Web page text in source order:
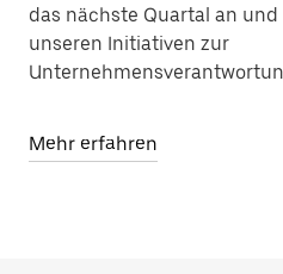
das nächste Quartal an
unseren Initiativen zur
Mehr erfahren